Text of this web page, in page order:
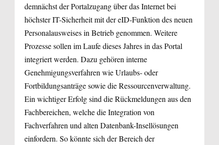
demnächst der Portalzugang über das Internet bei
höchster IT-Sicherheit mit der eID-Funktion des neuen
Personalausweises in Betrieb genommen. Weitere
Prozesse sollen im Laufe dieses Jahres in das Portal
integriert werden. Dazu gehören interne
Genehmigungsverfahren wie Urlaubs- oder
Fortbildungsanträge sowie die Ressourcenverwaltung.
Ein wichtiger Erfolg sind die Rückmeldungen aus den
Fachbereichen, welche die Integration von
Fachverfahren und alten Datenbank-Insellösungen
einfordern. So könnte sich der Bereich der